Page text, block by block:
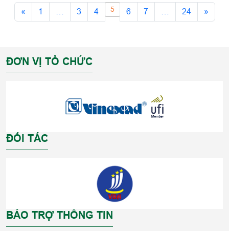
« 1 3 4 5 6 7 24 »
ĐƠN VỊ TỔ CHỨC
ĐỐI TÁC
BẢO TRỢ THÔNG TIN